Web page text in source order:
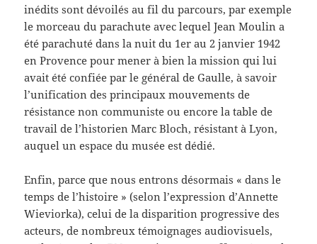
inédits sont dévoilés au fil du parcours, par exemple
le morceau du parachute avec lequel Jean Moulin a
été parachuté dans la nuit du 1er au 2 janvier 1942
en Provence pour mener à bien la mission qui lui
avait été confiée par le général de Gaulle, à savoir
l’unification des principaux mouvements de
résistance non communiste ou encore la table de
travail de l’historien Marc Bloch, résistant à Lyon,
auquel un espace du musée est dédié.
Enfin, parce que nous entrons désormais « dans le
temps de l’histoire » (selon l’expression d’Annette
Wieviorka), celui de la disparition progressive des
acteurs, de nombreux témoignages audiovisuels,